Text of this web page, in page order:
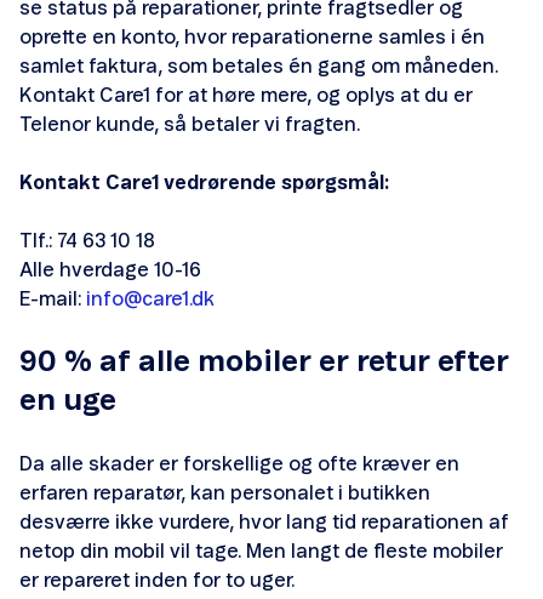
se status på reparationer, printe fragtsedler og
oprette en konto, hvor reparationerne samles i én
samlet faktura, som betales én gang om måneden.
Kontakt Care1 for at høre mere, og oplys at du er
Telenor kunde, så betaler vi fragten.
Kontakt Care1 vedrørende spørgsmål:
Tlf.: 74 63 10 18
Alle hverdage 10-16
E-mail: info@care1.dk
90 % af alle mobiler er retur efter
en uge
Da alle skader er forskellige og ofte kræver en
erfaren reparatør, kan personalet i butikken
desværre ikke vurdere, hvor lang tid reparationen af
netop din mobil vil tage. Men langt de fleste mobiler
er repareret inden for to uger.